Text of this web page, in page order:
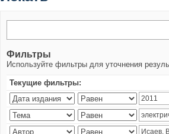
Фильтры
Используйте фильтры для уточнения
Текущие фильтры: